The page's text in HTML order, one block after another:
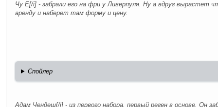
Чу Е[/i] - забрали его на фри у Ливерпуля. Ну а вдруг вырастет
аренду и наберет там форму и цену.
Спойлер
Адам Чендеш[/i] - из первого набора, первый реген в основе. Он